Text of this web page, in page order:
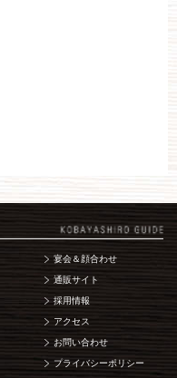
宴会＆顔合わせ
通販サイト
採用情報
アクセス
お問い合わせ
プライバシーポリシー